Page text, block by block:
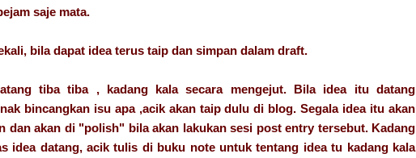
saje mata.
bila dapat idea terus taip dan simpan dalam draft.
tiba tiba , kadang kala secara mengejut. Bila idea itu datang
bincangkan isu apa ,acik akan taip dulu di blog. Segala idea itu akan
dan akan di "polish" bila akan lakukan sesi post entry tersebut. Kadang
idea datang, acik tulis di buku note untuk tentang idea tu kadang kala